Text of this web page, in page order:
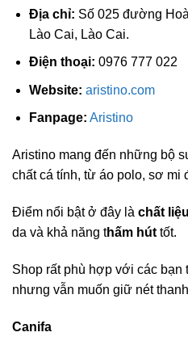
Địa chỉ: Số 025 đường
Lào Cai, Lào Cai.
Điện thoại: 0976 777 022
Website: aristino.com
Fanpage: Aristino
Aristino mang đến những bộ
chất cá tính, từ áo polo, sơ mi
Điểm nổi bật ở đây là chất
da và khả năng thấm hút tốt.
Shop rất phù hợp với các bạn
nhưng vẫn muốn giữ nét
Canifa